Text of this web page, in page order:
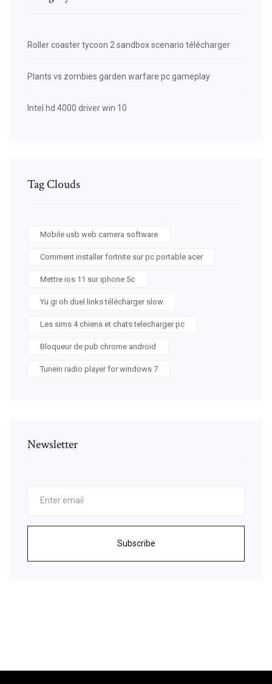
Roller coaster tycoon 2 sandbox scenario télécharger
Plants vs zombies garden warfare pc gameplay
Intel hd 4000 driver win 10
Tag Clouds
Mobile usb web camera software
Comment installer fortnite sur pc portable acer
Mettre ios 11 sur iphone 5c
Yu gi oh duel links télécharger slow
Les sims 4 chiens et chats telecharger pc
Bloqueur de pub chrome android
Tunein radio player for windows 7
Newsletter
Subscribe